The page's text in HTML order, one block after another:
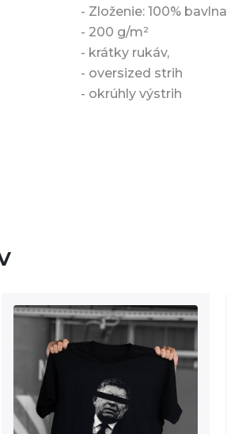
- Zloženie: 100% bavlna
- 200 g/m²
- krátky rukáv,
- oversized strih
- okrúhly výstrih